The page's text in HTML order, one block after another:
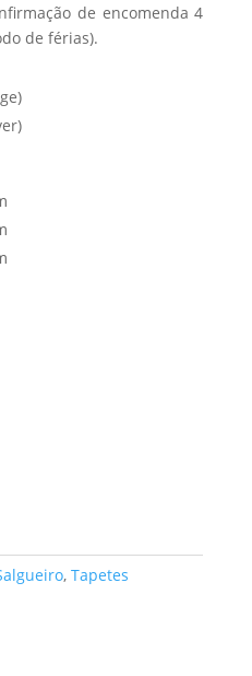
de encomenda 4
de férias).
, Tapetes